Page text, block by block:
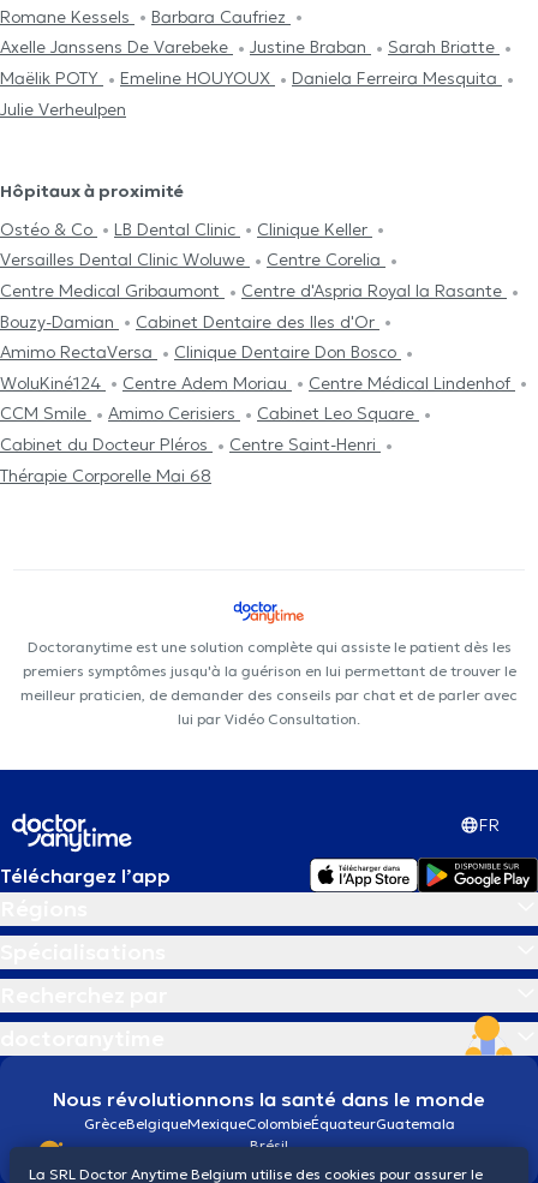
Romane Kessels
Barbara Caufriez
Axelle Janssens De Varebeke
Justine Braban
Sarah Briatte
Maëlik POTY
Emeline HOUYOUX
Daniela Ferreira Mesquita
Julie Verheulpen
Hôpitaux à proximité
Ostéo & Co
LB Dental Clinic
Clinique Keller
Versailles Dental Clinic Woluwe
Centre Corelia
Centre Medical Gribaumont
Centre d'Aspria Royal la Rasante
Bouzy-Damian
Cabinet Dentaire des Iles d'Or
Amimo RectaVersa
Clinique Dentaire Don Bosco
WoluKiné124
Centre Adem Moriau
Centre Médical Lindenhof
CCM Smile
Amimo Cerisiers
Cabinet Leo Square
Cabinet du Docteur Pléros
Centre Saint-Henri
Thérapie Corporelle Mai 68
Doctoranytime est une solution complète qui assiste le patient dès les
premiers symptômes jusqu'à la guérison en lui permettant de trouver le
meilleur praticien, de demander des conseils par chat et de parler avec
lui par Vidéo Consultation.
FR
Téléchargez l’app
Nous révolutionnons la santé dans le monde
GrèceBelgiqueMexiqueColombieÉquateurGuatemala
Brésil
La SRL Doctor Anytime Belgium utilise des cookies pour assurer le